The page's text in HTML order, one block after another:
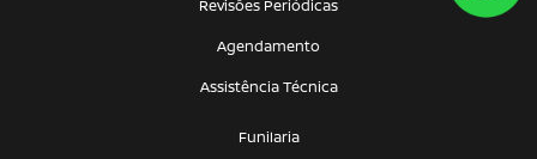
Revisões Periódicas
Agendamento
Assistência Técnica
Funilaria